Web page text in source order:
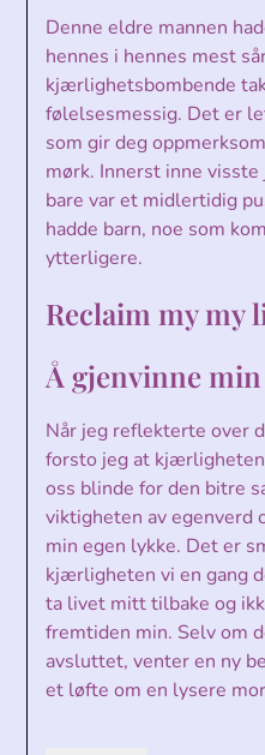
Denne eldre mannen
hennes i hennes mest
kjærlighetsbombende
følelsesmessig. Det er
som gir deg
mørk. Innerst inne
bare var et midlertidig
hadde barn, noe som
ytterligere.
Reclaim my my
Å gjenvinne
Når jeg reflekterte over
forsto jeg at
oss blinde for den bitre
viktigheten av egenverd
min egen lykke. Det er
kjærligheten vi en gang
ta livet mitt tilbake og
fremtiden min. Selv om
avsluttet, venter en ny
et løfte om en lysere